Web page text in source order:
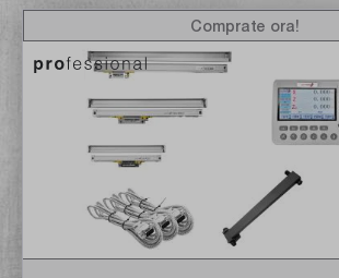
Comprate ora!